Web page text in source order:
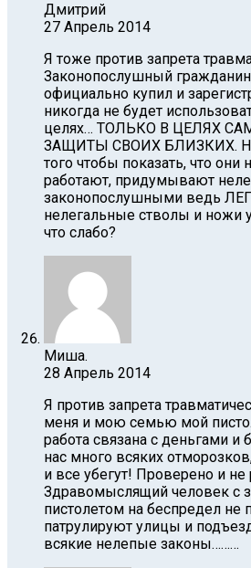
Дмитрий
27 Апрель 2014
Я тоже против запрета
Законопослушный
официально купил и
никогда не будет
целях… ТОЛЬКО В ЦЕЛЯХ
ЗАЩИТЫ СВОИХ БЛИЗКИХ.
того чтобы показать, что они
работают, придумывают
законопослушными ведь
нелегальные стволы и ножи
что слабо?
Миша.
28 Апрель 2014
Я против запрета
меня и мою семью мой
работа связана с деньгами и
нас много всяких
и все убегут! Проверено и не
Здравомыслящий человек с
пистолетом на беспредел не
патрулируют улицы и
всякие нелепые законы………